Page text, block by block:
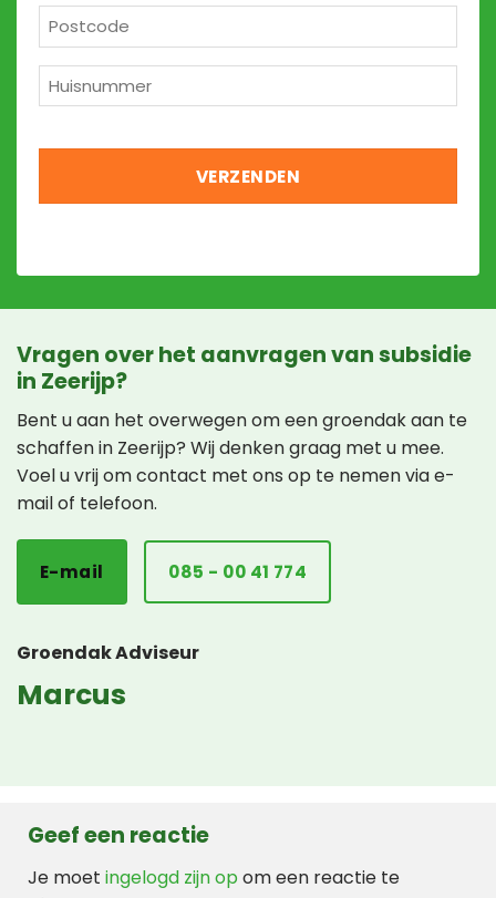
*
*
Vragen over het aanvragen van subsidie
in Zeerijp?
Bent u aan het overwegen om een groendak aan te
schaffen in Zeerijp? Wij denken graag met u mee.
Voel u vrij om contact met ons op te nemen via e-
mail of telefoon.
E-mail 085 - 00 41 774
Groendak Adviseur
Marcus
Geef een reactie
Je moet ingelogd zijn op om een reactie te